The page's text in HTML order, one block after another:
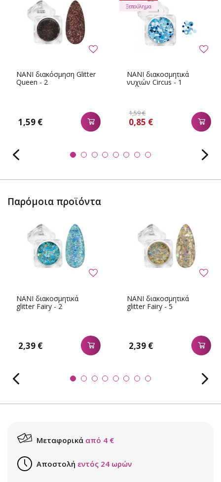
NANI διακόσμηση Glitter
Queen - 2
1,59 €
NANI διακοσμητικά
νυχιών Circus - 1
1,59 €
0,85 €
Ξεπούλημα
Παρόμοια προϊόντα
NANI διακοσμητικά
glitter Fairy - 2
2,39 €
NANI διακοσμητικά
glitter Fairy - 5
2,39 €
Μεταφορικά από 4 €
Αποστολή εντός 24 ωρών